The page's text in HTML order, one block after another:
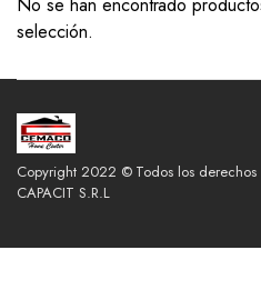
selección.
Copyright 2022 © Todos los derechos
CAPACIT S.R.L